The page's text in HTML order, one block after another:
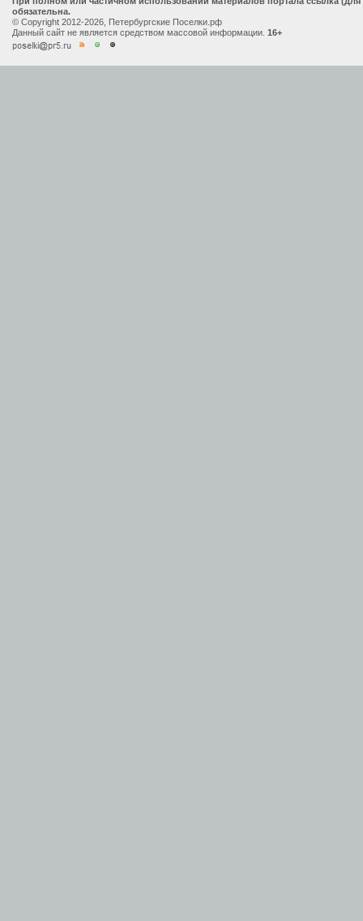
обязательна.
© Copyright 2012-2026, Петербургские Поселки.рф
Данный сайт не является средством массовой информации. 16+